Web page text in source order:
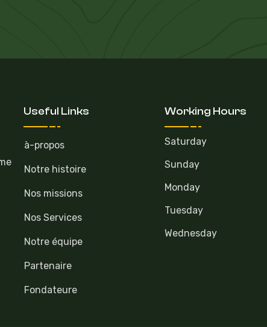
Useful Links
à-propos
Notre histoire
Nos missions
Nos Services
Notre équipe
Partenaire
Fondateure
Working Hours
Saturday
Sunday
Monday
Tuesday
Wednesday